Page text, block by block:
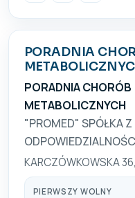
PORADNIA
PORADNIA CHORÓB
METABOLICZNYCH
"PROMED" SPÓŁKA
KARCZÓWKOWSKA
PIERWSZY WOLNY